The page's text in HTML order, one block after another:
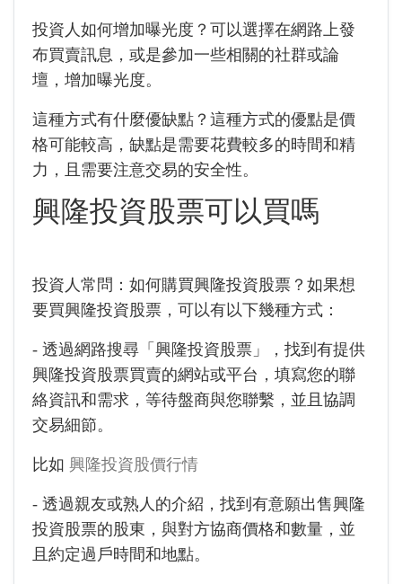
投資人如何增加曝光度？可以選擇在網路上發
布買賣訊息，或是參加一些相關的社群或論
壇，增加曝光度。
這種方式有什麼優缺點？這種方式的優點是價
格可能較高，缺點是需要花費較多的時間和精
力，且需要注意交易的安全性。
興隆投資股票可以買嗎
投資人常問：如何購買興隆投資股票？如果想
要買興隆投資股票，可以有以下幾種方式：
- 透過網路搜尋「興隆投資股票」，找到有提供
興隆投資股票買賣的網站或平台，填寫您的聯
絡資訊和需求，等待盤商與您聯繫，並且協調
交易細節。
比如 興隆投資股價行情
- 透過親友或熟人的介紹，找到有意願出售興隆
投資股票的股東，與對方協商價格和數量，並
且約定過戶時間和地點。